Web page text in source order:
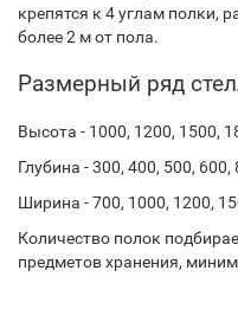
крепятся к 4 углам полки,
более 2 м от пола.
Размерный ряд
Высота - 1000, 1200, 1500,
Глубина - 300, 400, 500, 600,
Ширина - 700, 1000, 1200,
Количество полок
предметов хранения,